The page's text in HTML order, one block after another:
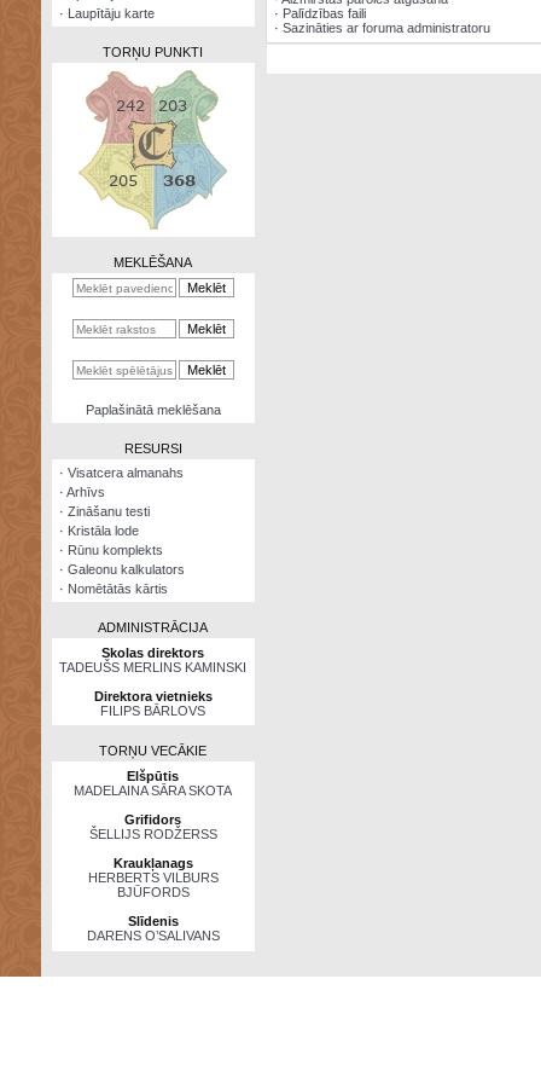
kalkulators
· Laupītāju karte
TORŅU PUNKTI
MEKLĒŠANA
Paplašinātā meklēšana
RESURSI
· Visatcera almanahs
· Arhīvs
· Zināšanu testi
· Kristāla lode
· Rūnu komplekts
· Galeonu kalkulators
· Nomētātās kārtis
ADMINISTRĀCIJA
Skolas direktors
TADEUŠS MERLINS KAMINSKI
Direktora vietnieks
FILIPS BĀRLOVS
TORŅU VECĀKIE
Elšpūtis
MADELAINA SĀRA SKOTA
Grifidors
ŠELLIJS RODŽERSS
Kraukļanags
HERBERTS VILBURS
BJŪFORDS
Slīdenis
DARENS O’SALIVANS
· Palīdzības faili
· Sazināties ar foruma administratoru